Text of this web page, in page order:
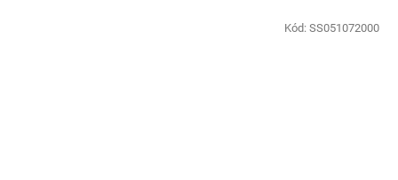
Kód: SS051072000